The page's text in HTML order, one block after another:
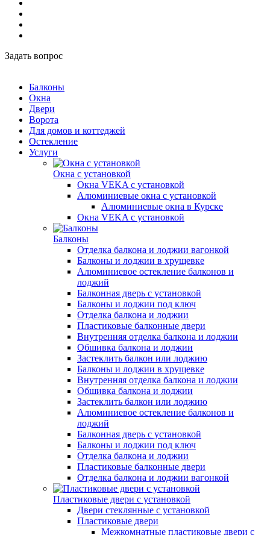
Задать вопрос
Балконы
Окна
Двери
Ворота
Для домов и коттеджей
Остекление
Услуги
Окна с установкой
Окна VEKA с установкой
Алюминиевые окна с установкой
Алюминиевые окна в Курске
Окна VEKA с установкой
Балконы
Отделка балкона и лоджии вагонкой
Балконы и лоджии в хрущевке
Алюминиевое остекление балконов и
лоджий
Балконная дверь с установкой
Балконы и лоджии под ключ
Отделка балкона и лоджии
Пластиковые балконные двери
Внутренняя отделка балкона и лоджии
Обшивка балкона и лоджии
Застеклить балкон или лоджию
Балконы и лоджии в хрущевке
Внутренняя отделка балкона и лоджии
Обшивка балкона и лоджии
Застеклить балкон или лоджию
Алюминиевое остекление балконов и
лоджий
Балконная дверь с установкой
Балконы и лоджии под ключ
Отделка балкона и лоджии
Пластиковые балконные двери
Отделка балкона и лоджии вагонкой
Пластиковые двери с установкой
Двери стеклянные с установкой
Пластиковые двери
Межкомнатные пластиковые двери с